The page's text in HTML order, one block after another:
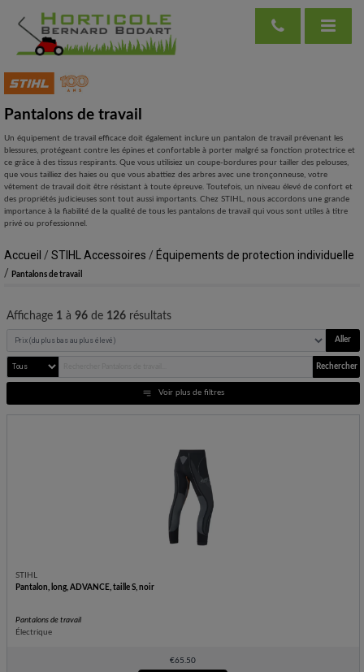
Pantalons de travail
Un équipement de travail efficace doit également inclure un pantalon de travail prévenant les
blessures, protégeant contre les épines et confortable à porter malgré sa fonction protectrice et
ce grâce à des tissus respirants. Que vous utilisiez un coupe-bordures pour tailler des pelouses,
que vous tailliez des haies ou que vous abattiez des arbres avec une tronçonneuse, votre
vêtement de travail doit être résistant à toute épreuve. Toutefois, un niveau élevé de confort et
des propriétés judicieuses sont tout aussi importants. Chez STIHL, nous accordons une grande
importance à la fiabilité de la qualité de tous les pantalons de travail qui vous sont utiles à titre
privé ou professionnel.
Accueil / STIHL Accessoires / Équipements de protection individuelle
/ Pantalons de travail
Affichage 1à 96de 126résultats
Aller
Rechercher
Voir plus de filtres
STIHL
Pantalon, long, ADVANCE, taille S, noir
Pantalons de travail
Électrique
€65.50